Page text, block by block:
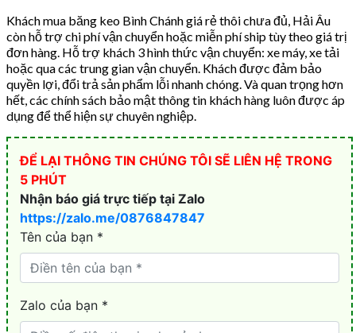
Khách mua băng keo Bình Chánh giá rẻ thôi chưa đủ, Hải Âu
còn hỗ trợ chi phí vận chuyển hoặc miễn phí ship tùy theo giá trị
đơn hàng. Hỗ trợ khách 3 hình thức vận chuyển: xe máy, xe tải
hoặc qua các trung gian vận chuyển. Khách được đảm bảo
quyền lợi, đổi trả sản phẩm lỗi nhanh chóng. Và quan trọng hơn
hết, các chính sách bảo mật thông tin khách hàng luôn được áp
dụng để thể hiện sự chuyên nghiệp.